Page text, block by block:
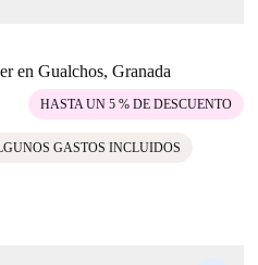
en Gualchos, Granada
HASTA UN 5 % DE DESCUENTO
GASTOS INCLUIDOS